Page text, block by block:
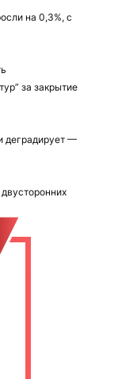
на 0,3%, с
за закрытие
деградирует —